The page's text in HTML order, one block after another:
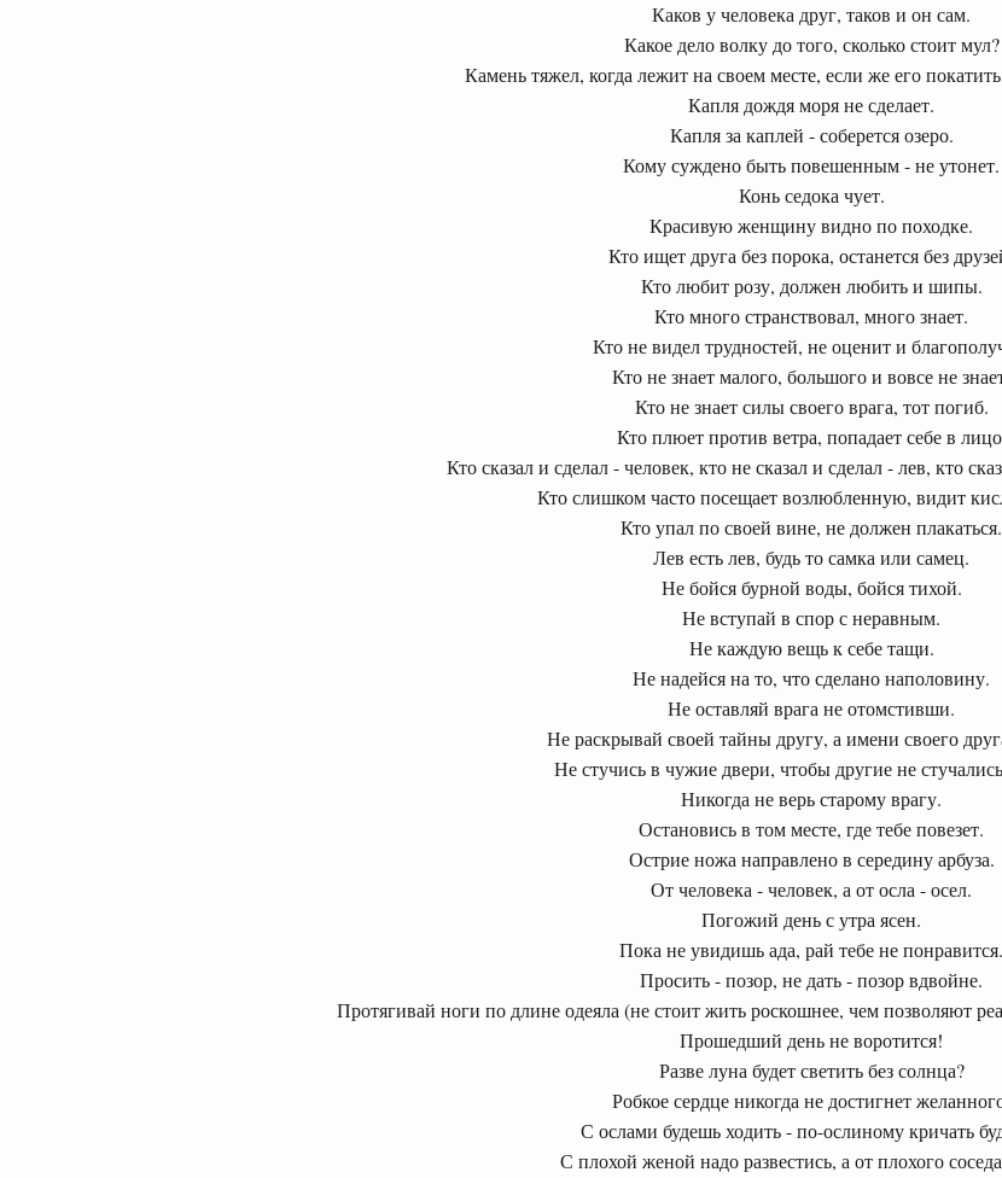
Каков у человека друг, таков и он сам.
Какое дело волку до того, сколько стоит мул?
Камень тяжел, когда лежит на своем месте, если же его
Капля дождя моря не сделает.
Капля за каплей - соберется озеро.
Кому суждено быть повешенным - не утонет.
Конь седока чует.
Красивую женщину видно по походке.
Кто ищет друга без порока, останется без
Кто любит розу, должен любить и шипы.
Кто много странствовал, много знает.
Кто не видел трудностей, не оценит и
Кто не знает малого, большого и вовсе не
Кто не знает силы своего врага, тот погиб.
Кто плюет против ветра, попадает себе в
Кто сказал и сделал - человек, кто не сказал и сделал - лев, кто
Кто слишком часто посещает возлюбленную, видит
Кто упал по своей вине, не должен плакаться.
Лев есть лев, будь то самка или самец.
Не бойся бурной воды, бойся тихой.
Не вступай в спор с неравным.
Не каждую вещь к себе тащи.
Не надейся на то, что сделано наполовину.
Не оставляй врага не отомстивши.
Не раскрывай своей тайны другу, а имени своего
Не стучись в чужие двери, чтобы другие не
Никогда не верь старому врагу.
Остановись в том месте, где тебе повезет.
Острие ножа направлено в середину арбуза.
От человека - человек, а от осла - осел.
Погожий день с утра ясен.
Пока не увидишь ада, рай тебе не понравится.
Просить - позор, не дать - позор вдвойне.
Протягивай ноги по длине одеяла (не стоит жить роскошнее, чем позволяют
Прошедший день не воротится!
Разве луна будет светить без солнца?
Робкое сердце никогда не достигнет
С ослами будешь ходить - по-ослиному кричать
С плохой женой надо развестись, а от плохого